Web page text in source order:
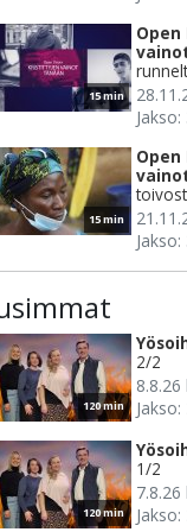
15 min
Jakso:
15 min
Jakso:
120 min
2/2
Jakso:
120 min
1/2
Jakso: